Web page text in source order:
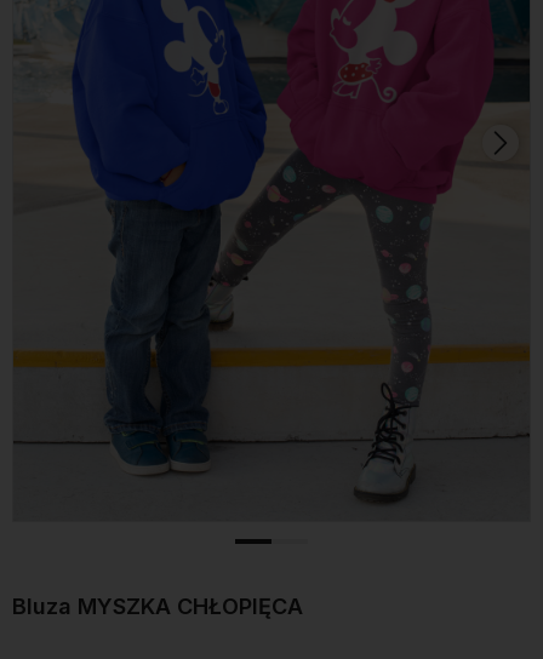
Bluza MYSZKA CHŁOPIĘCA